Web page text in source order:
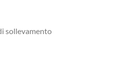
sollevamento